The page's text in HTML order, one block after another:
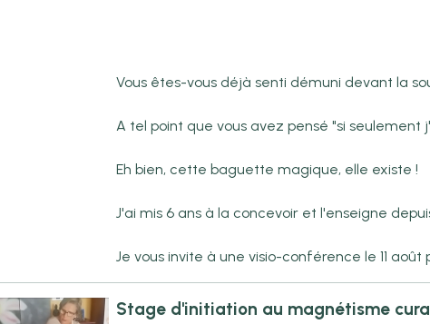
Vous êtes-vous déjà senti démuni devant la
A tel point que vous avez pensé "si
Eh bien, cette baguette magique, elle existe !
J'ai mis 6 ans à la concevoir et l'enseigne
Je vous invite à une visio-conférence le 11 août
Stage d'initiation au magnétisme